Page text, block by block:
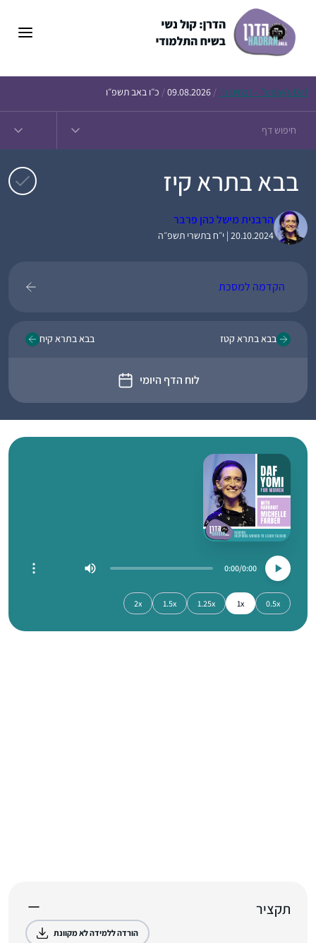
Today’s Daf – זבחים נ״ו /
09.08.2026
/ כ״ו באב תשפ״ו
בבא בתרא קיז
הרבנית מישל כהן פרבר
20.10.2024 | י״ח בתשרי תשפ״ה
הקדמה למסכת
בבא בתרא קטז
לוח הדף היומי
בבא בתרא קיח
0:00
0:00
0.5x
1x
1.25x
1.5x
2x
תקציר
הורדה ללמידה לא מקוונת